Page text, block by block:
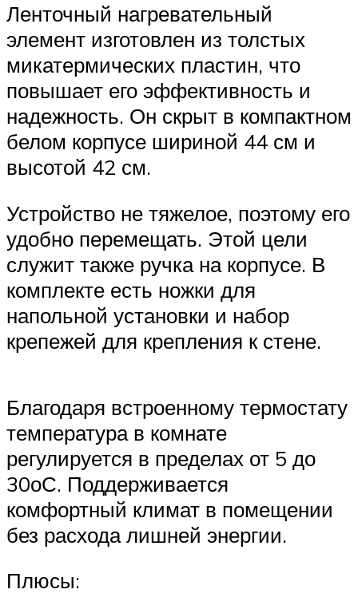
Ленточный нагревательный
элемент изготовлен из толстых
микатермических пластин, что
повышает его эффективность и
надежность. Он скрыт в компактном
белом корпусе шириной 44 см и
высотой 42 см.
Устройство не тяжелое, поэтому его
удобно перемещать. Этой цели
служит также ручка на корпусе. В
комплекте есть ножки для
напольной установки и набор
крепежей для крепления к стене.
Благодаря встроенному термостату
температура в комнате
регулируется в пределах от 5 до
30оС. Поддерживается
комфортный климат в помещении
без расхода лишней энергии.
Плюсы: